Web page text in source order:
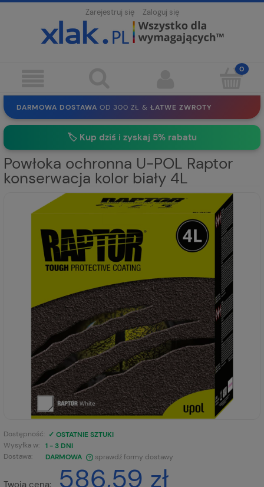
Zarejestruj się Zaloguj się
DARMOWA DOSTAWA OD 300 ZŁ & ŁATWE ZWROTY
100 DNI NA ZWROT BEZ REJESTRACJI
🏷️ Kup dziś i zyskaj 5% rabatu
Powłoka ochronna U-POL Raptor
konserwacja kolor biały 4L
Dostępność: ✓ OSTATNIE SZTUKI
Wysyłka w:
1 - 3 DNI
Dostawa:
DARMOWA
CENA NIE ZAWIERA EWENTUALNYCH KOSZTÓW PŁATNOŚCI
sprawdź formy dostawy
586,59 zł